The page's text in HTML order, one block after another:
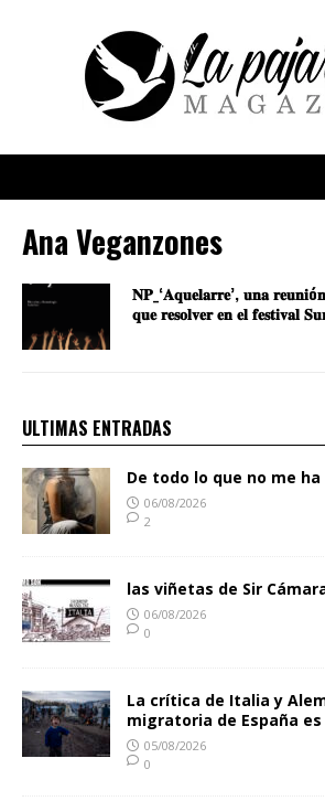
Ana Veganzones
𝐍𝐏_‘𝐀𝐪𝐮𝐞𝐥𝐚𝐫𝐫𝐞’, 𝐮𝐧𝐚
𝐪𝐮𝐞 𝐫𝐞𝐬𝐨𝐥𝐯𝐞𝐫 𝐞𝐧 𝐞𝐥 𝐟𝐞𝐬𝐭𝐢𝐯𝐚𝐥
ULTIMAS ENTRADAS
De todo lo que no me
06/08/2026
2
las viñetas de Sir
06/08/2026
0
La crítica de Italia y
migratoria de España
05/08/2026
0